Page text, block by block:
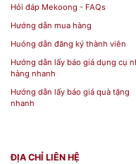
Hỏi đáp Mekoong - FAQs
Hướng dẫn mua hàng
Huóng dẫn đăng ký thành viên
Hướng dẫn lấy báo giá dụng cụ
hàng nhanh
Hướng dẫn lấy báo giá quà tặng
nhanh
ĐỊA CHỈ LIÊN HỆ